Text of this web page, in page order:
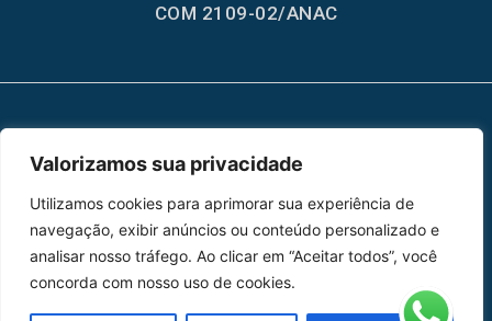
Valorizamos sua privacidade
Utilizamos cookies para aprimorar sua experiência de
navegação, exibir anúncios ou conteúdo personalizado e
analisar nosso tráfego. Ao clicar em “Aceitar todos”, você
concorda com nosso uso de cookies.
COM 2109-02/ANAC
Peças
Catálogo de Aplicações